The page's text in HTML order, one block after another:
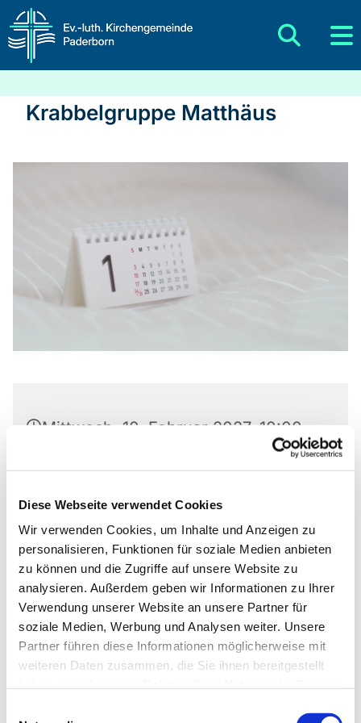
Diese Webseite verwendet Cookies
Wir verwenden Cookies, um Inhalte und Anzeigen zu
personalisieren, Funktionen für soziale Medien anbieten
zu können und die Zugriffe auf unsere Website zu
analysieren. Außerdem geben wir Informationen zu Ihrer
Verwendung unserer Website an unsere Partner für
soziale Medien, Werbung und Analysen weiter. Unsere
Partner führen diese Informationen möglicherweise mit
weiteren Daten zusammen, die Sie ihnen bereitgestellt
Krabbelgruppe Matthäus
Mittwoch, 10. Februar 2027, 10:00 -
Matthäus-Kirche, Rotheweg 63,
Thomas Walter
Thomas Walter05251/4422